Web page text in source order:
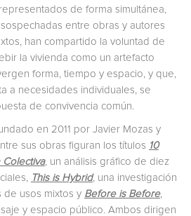
de forma simultánea,
entre obras y autores
han compartido la voluntad de
la vivienda como un artefacto
forma, tiempo y espacio, y que,
a necesidades individuales, se
de convivencia común.
en 2011 por Javier Mozas y
sus obras figuran los títulos 10
, un análisis gráfico de diez
This is Hybrid, una investigación
usos mixtos y Before is Before,
y espacio público. Ambos dirigen